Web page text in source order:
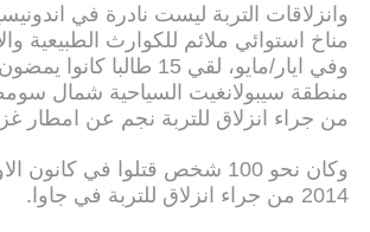
وانزلاقات التربة ليست نادرة في
مناخ استوائي ملائم للكوارث الطبيعية
وفي ايار/مايو، لقي 15 طالبا
منطقة سيبولانغيت السياحية شمال
من جراء انزلاق للتربة نجم عن امطار
وكان نحو 100 شخص قتلوا في كانون
2014 من جراء انزلاق للتربة في جاوا.